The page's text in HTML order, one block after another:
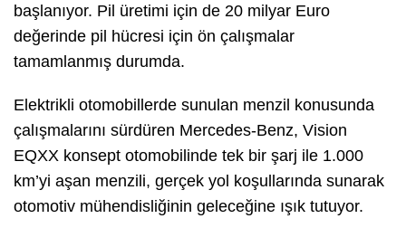
başlanıyor. Pil üretimi için de 20 milyar Euro
değerinde pil hücresi için ön çalışmalar
tamamlanmış durumda.
Elektrikli otomobillerde sunulan menzil konusunda
çalışmalarını sürdüren Mercedes-Benz, Vision
EQXX konsept otomobilinde tek bir şarj ile 1.000
km’yi aşan menzili, gerçek yol koşullarında sunarak
otomotiv mühendisliğinin geleceğine ışık tutuyor.